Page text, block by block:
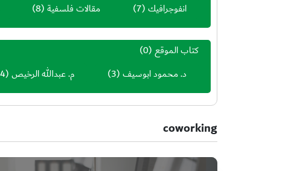
انفوجرافيك(7) مقالات فلسفية(8)
كتاب الموقع (0)
د. محمود ابوسيف(3) م. عبدالله الرخيص(4)
coworking